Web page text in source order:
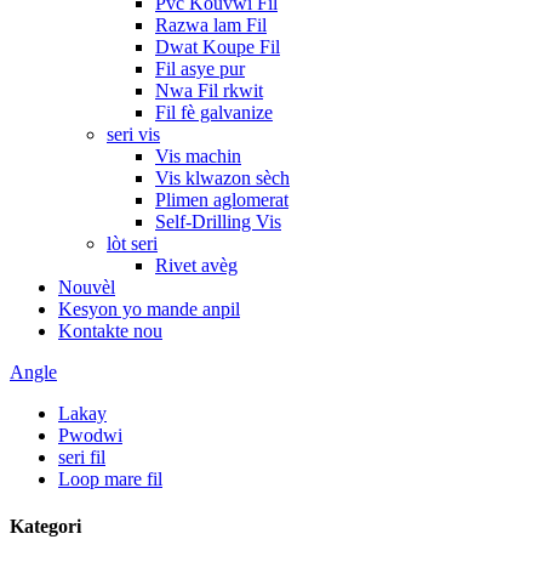
Razwa lam Fil
Dwat Koupe Fil
Fil asye pur
Nwa Fil rkwit
Fil fè galvanize
seri vis
Vis machin
Vis klwazon sèch
Plimen aglomerat
Self-Drilling Vis
lòt seri
Rivet avèg
Nouvèl
Kesyon yo mande anpil
Kontakte nou
Angle
Lakay
Pwodwi
seri fil
Loop mare fil
Kategori